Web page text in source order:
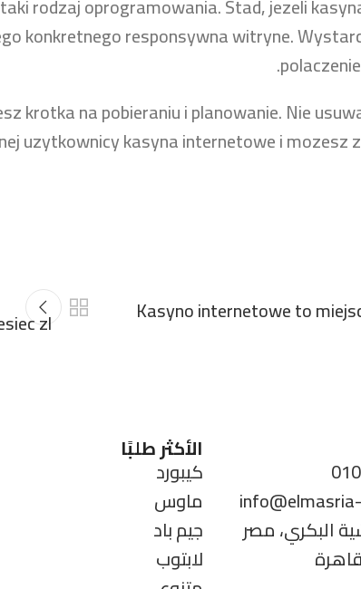
rodzaj oprogramowania. Stad, jezeli
konkretnego responsywna witryne.
krotka na pobieraniu i planowanie. Nie
uzytkownicy kasyna internetowe i mozesz
Kasyno internetowe to
zl
البكري، مصر
الأكثر طلبًا
كيبورد
ماوس
جيم باد
لابتوب